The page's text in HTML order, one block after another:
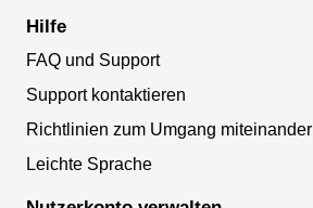
Hilfe
FAQ und Support
Support kontaktieren
Richtlinien zum Umgang miteinander
Leichte Sprache